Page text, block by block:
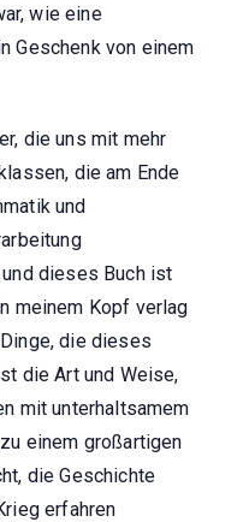
wie eine
Geschenk von einem
die uns mit mehr
die am Ende
und
dieses Buch ist
meinem Kopf verlag
die dieses
die Art und Weise,
mit unterhaltsamem
einem großartigen
die Geschichte
erfahren